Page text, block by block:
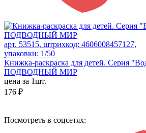
арт. 53515, штрихкод: 4606008457127,
упаковки: 1/50
Книжка-раскраска для детей. Серия
ПОДВОДНЫЙ МИР
цена за 1шт.
176 ₽
Посмотреть в соцсетях: